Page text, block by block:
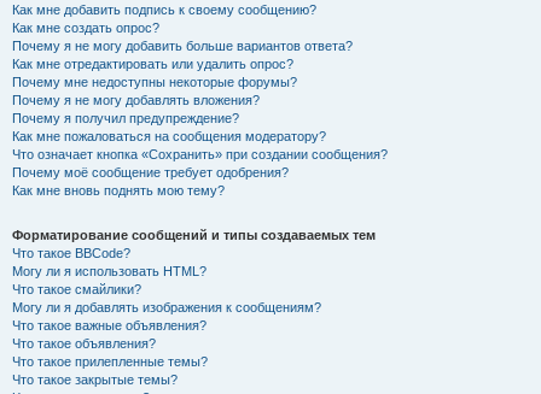
Как мне добавить подпись к своему сообщению?
Как мне создать опрос?
Почему я не могу добавить больше вариантов ответа?
Как мне отредактировать или удалить опрос?
Почему мне недоступны некоторые форумы?
Почему я не могу добавлять вложения?
Почему я получил предупреждение?
Как мне пожаловаться на сообщения модератору?
Что означает кнопка «Сохранить» при создании сообщения?
Почему моё сообщение требует одобрения?
Как мне вновь поднять мою тему?
Форматирование сообщений и типы создаваемых тем
Что такое BBCode?
Могу ли я использовать HTML?
Что такое смайлики?
Могу ли я добавлять изображения к сообщениям?
Что такое важные объявления?
Что такое объявления?
Что такое прилепленные темы?
Что такое закрытые темы?